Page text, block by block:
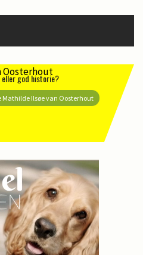
eller god historie?
Mathilde Ilsøe van Oosterhout